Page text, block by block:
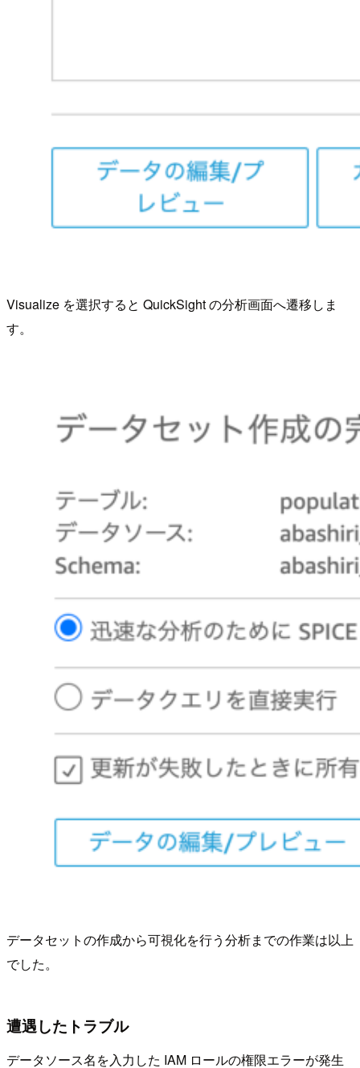
Visualize を選択すると QuickSight の分析画面へ遷移しま
す。
データセットの作成から可視化を行う分析までの作業は以上
でした。
遭遇したトラブル
データソース名を入力した IAM ロールの権限エラーが発生